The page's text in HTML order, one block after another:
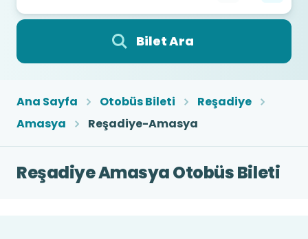
Bilet Ara
Ana Sayfa Otobüs Bileti
Reşadiye
Amasya
Reşadiye-Amasya
Reşadiye Amasya Otobüs Bileti